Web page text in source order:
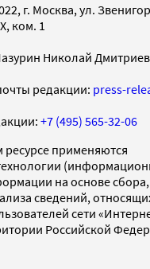
г. Москва, ул.
ком. 1
Николай
редакции: press-
+7 (495) 565-32-06
применяются
на основе сбора,
сведений,
сети
Российской